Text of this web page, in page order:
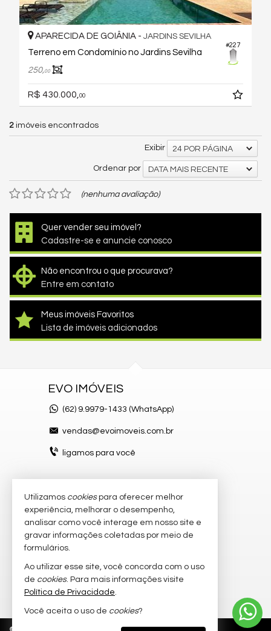
#227
APARECIDA DE GOIÂNIA - JARDINS SEVILHA
Terreno em Condomínio no Jardins Sevilha
250,00
R$ 430.000,00
2 imóveis encontrados
Exibir 24 POR PÁGINA
Ordenar por DATA MAIS RECENTE
(nenhuma avaliação)
Quer vender seu imóvel?
Cadastre-se e anuncie conosco
Não encontrou o que procurava?
Entre em contato
Meus imóveis Favoritos
Lista de imóveis adicionados
EVO IMÓVEIS
(62) 9.9979-1433 (WhatsApp)
vendas@evoimoveis.com.br
ligamos para você
VEJA MAIS
atendimento por WhatsApp
imóveis favoritos
mapa de imóveis
Utilizamos cookiespara oferecer melhor
experiência, melhorar o desempenho,
analisar como você interage em nosso site e
gravar informações coletadas por meio de
formulários.
Ao utilizar esse site, você concorda com o uso
de cookies. Para mais informações visite
Política de Privacidade.
Você aceita o uso de cookies?